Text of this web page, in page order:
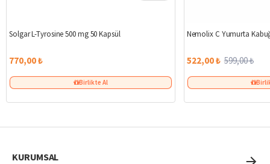
Solgar L-Tyrosine 500 mg 50 Kapsül
770,00 ₺
Birlikte Al
Nemolix C Yumurta
522,00 ₺ 599,00 ₺
KURUMSAL